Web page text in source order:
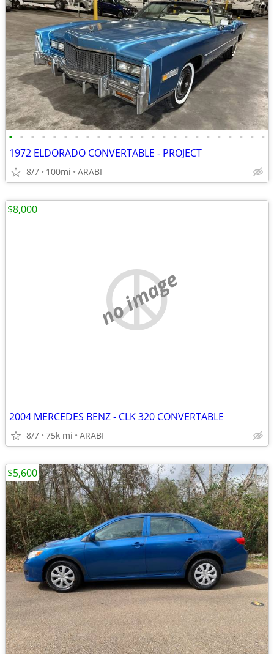
• • • • • • • • • • • • • • • • • • • • • • • •
1972 ELDORADO CONVERTABLE - PROJECT
8/7 100mi ARABI
no image
2004 MERCEDES BENZ - CLK 320 CONVERTABLE
8/7 75k mi ARABI
$8,000
$5,600